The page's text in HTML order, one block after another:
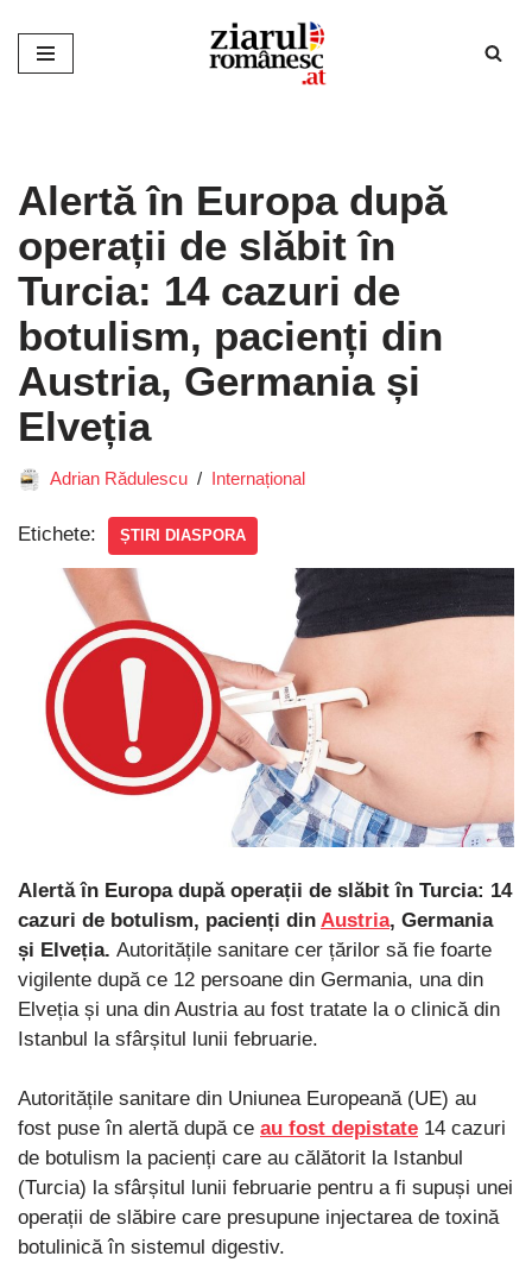
Sari
Alertă în Europa după
operații de slăbit în
Turcia: 14 cazuri de
botulism, pacienți din
Austria, Germania și
Elveția
Adrian Rădulescu Internațional
Etichete: ȘTIRI DIASPORA
Alertă în Europa după operații de slăbit în Turcia: 14
cazuri de botulism, pacienți din Austria, Germania
și Elveția. Autoritățile sanitare cer țărilor să fie foarte
vigilente după ce 12 persoane din Germania, una din
Elveția și una din Austria au fost tratate la o clinică din
Istanbul la sfârșitul lunii februarie.
Autoritățile sanitare din Uniunea Europeană (UE) au
fost puse în alertă după ce au fost depistate 14 cazuri
de botulism la pacienți care au călătorit la Istanbul
(Turcia) la sfârșitul lunii februarie pentru a fi supuși unei
operații de slăbire care presupune injectarea de toxină
botulinică în sistemul digestiv.